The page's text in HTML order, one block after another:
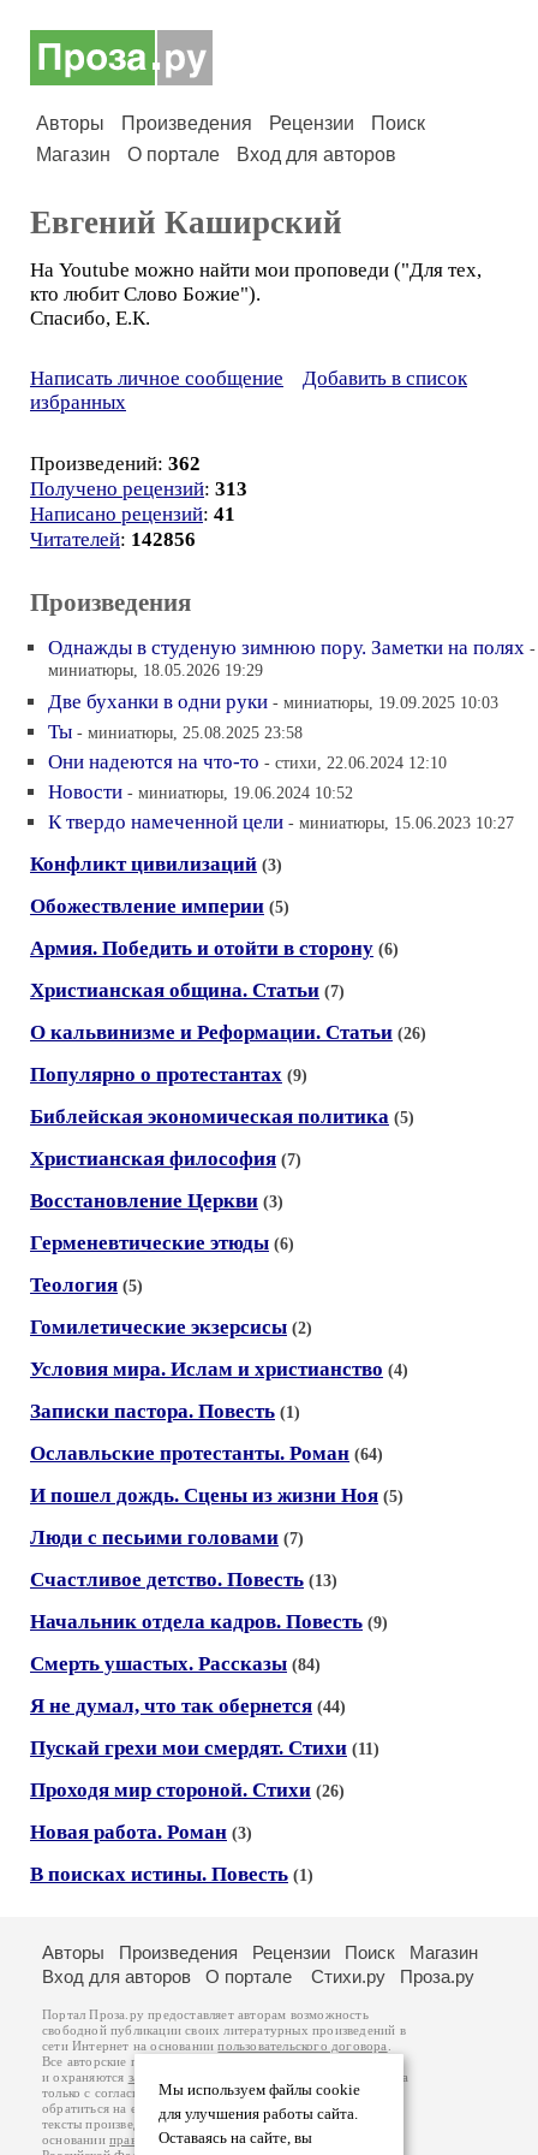
Авторы Произведения Рецензии
Поиск
Магазин
О портале Вход для авторов
Евгений Каширский
На Youtube можно найти мои проповеди ("Для тех,
кто любит Слово Божие").
Спасибо, Е.К.
Написать личное сообщение
Добавить в список
избранных
Произведений: 362
Получено рецензий: 313
Написано рецензий: 41
Читателей: 142856
Произведения
Однажды в студеную зимнюю пору. Заметки на полях -
миниатюры, 18.05.2026 19:29
Две буханки в одни руки - миниатюры, 19.09.2025 10:03
Ты - миниатюры, 25.08.2025 23:58
Они надеются на что-то - стихи, 22.06.2024 12:10
Новости - миниатюры, 19.06.2024 10:52
К твердо намеченной цели - миниатюры, 15.06.2023 10:27
Конфликт цивилизаций (3)
Обожествление империи (5)
Армия. Победить и отойти в сторону (6)
Христианская община. Статьи (7)
О кальвинизме и Реформации. Статьи (26)
Популярно о протестантах (9)
Библейская экономическая политика (5)
Христианская философия (7)
Восстановление Церкви (3)
Герменевтические этюды (6)
Теология (5)
Гомилетические экзерсисы (2)
Условия мира. Ислам и христианство (4)
Записки пастора. Повесть (1)
Ославльские протестанты. Роман (64)
И пошел дождь. Сцены из жизни Ноя (5)
Люди с песьими головами (7)
Счастливое детство. Повесть (13)
Начальник отдела кадров. Повесть (9)
Смерть ушастых. Рассказы (84)
Я не думал, что так обернется (44)
Пускай грехи мои смердят. Стихи (11)
Проходя мир стороной. Стихи (26)
Новая работа. Роман (3)
В поисках истины. Повесть (1)
Мы используем файлы cookie
для улучшения работы сайта.
Оставаясь на сайте, вы
Авторы Произведения Рецензии Поиск
Магазин
Вход для авторов
О портале Стихи.ру Проза.ру
Портал Проза.ру предоставляет авторам возможность
свободной публикации своих литературных произведений в
сети Интернет на основаниипользовательского договора
Все авторские права на произведения принадлежат авторам
и охраняются законом
. Перепечатка произведений возможна
только с согласия его автора, к которому вы можете
обратиться на его авторской странице. Ответственность за
тексты произведений авторы несут самостоятельно на
основанииправил публикацииизаконодательства